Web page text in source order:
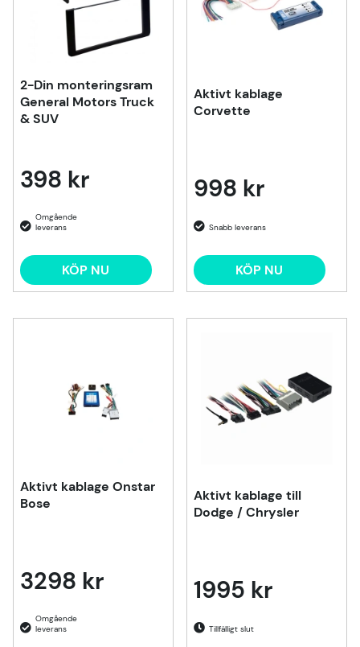
2-Din monteringsram
General Motors Truck
& SUV
398 kr
KÖP NU
Aktivt kablage
Corvette
998 kr
KÖP NU
Aktivt kablage Onstar
Bose
3298 kr
Aktivt kablage till
Dodge / Chrysler
1995 kr
Tillfälligt slut